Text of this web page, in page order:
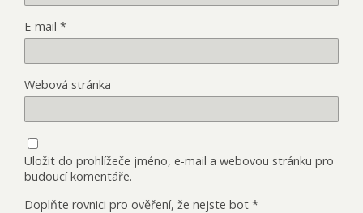
E-mail *
Webová stránka
Uložit do prohlížeče jméno, e-mail a webovou stránku pro
budoucí komentáře.
Doplňte rovnici pro ověření, že nejste bot *